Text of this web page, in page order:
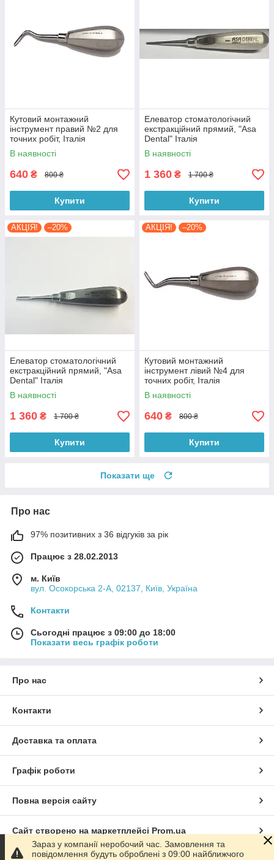
Кутовий монтажний
інструмент правий №2 для
точних робіт, Італія
В наявності
640 ₴ 800 ₴
Купити
Елеватор стоматологічний
екстракційний прямий, "Asa
Dental" Італія
В наявності
1 360 ₴ 1 700 ₴
Купити
АКЦІЯ! –20%
Елеватор стоматологічний
екстракційний прямий, "Asa
Dental" Італія
В наявності
1 360 ₴ 1 700 ₴
Купити
АКЦІЯ! –20%
Кутовий монтажний
інструмент лівий №4 для
точних робіт, Італія
В наявності
640 ₴ 800 ₴
Купити
Показати ще
Про нас
97% позитивних з 36 відгуків за рік
Працює з 28.02.2013
м. Київ
вул. Осокорська 2-А, 02137, Київ, Україна
Контакти
Сьогодні працює з 09:00 до 18:00
Показати весь графік роботи
Про нас
Контакти
Доставка та оплата
Графік роботи
Повна версія сайту
Сайт створено на маркетплейсі Prom.ua
Зараз у компанії неробочий час. Замовлення та
повідомлення будуть оброблені з 09:00 найближчого